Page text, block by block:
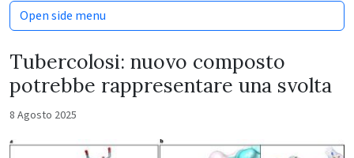
Tubercolosi: nuovo composto
potrebbe rappresentare una svolta
8 Agosto 2025
Open side menu